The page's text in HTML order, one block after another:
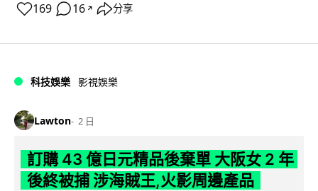
169 16 ↗ 分享
科技娛樂 影視娛樂
Lawton 2 日
訂購 43 億日元精品後棄單 大阪女 2 年
後終被捕 涉海賊王,火影周邊產品